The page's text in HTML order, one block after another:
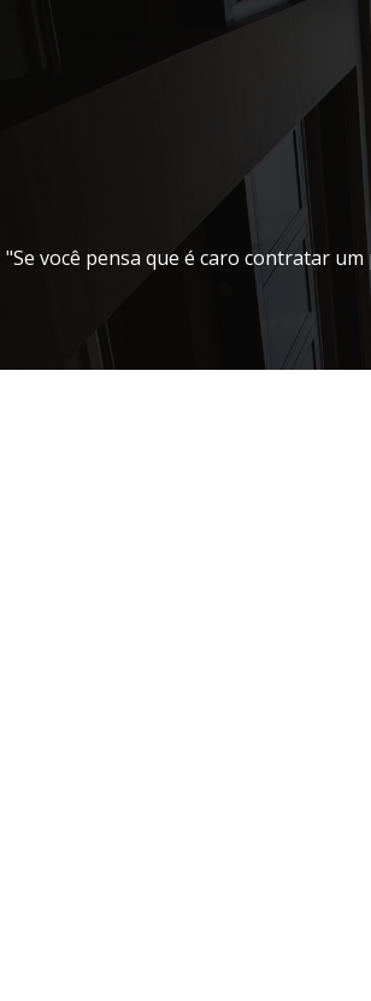
"Se você pensa que é caro contratar